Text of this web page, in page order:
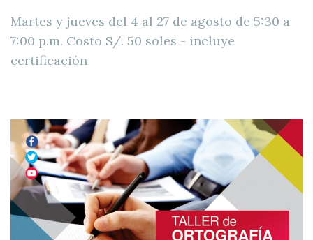
Martes y jueves del 4 al 27 de agosto de 5:30 a
7:00 p.m. Costo S/. 50 soles - incluye
certificación